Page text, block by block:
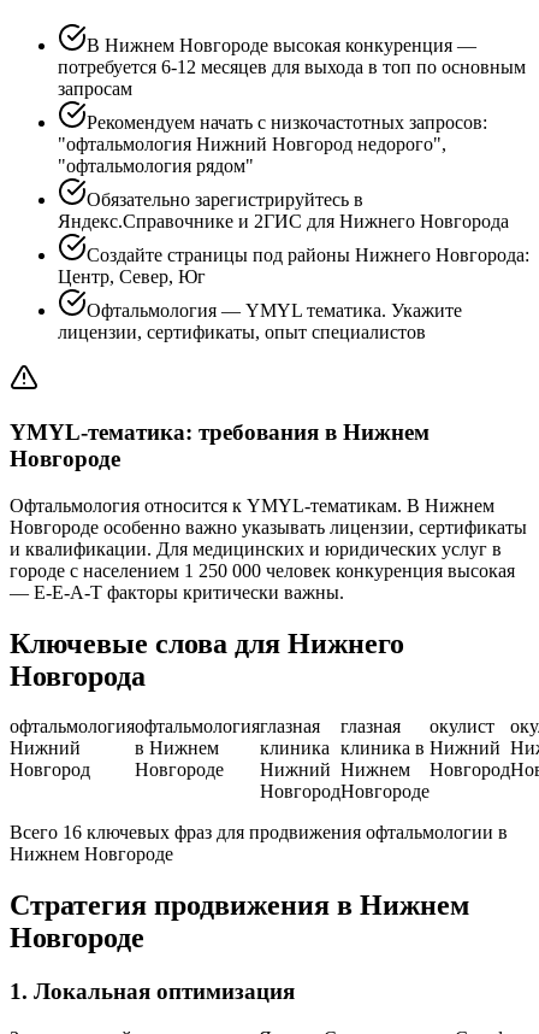
В Нижнем Новгороде высокая конкуренция —
потребуется 6-12 месяцев для выхода в топ по основным
запросам
Рекомендуем начать с низкочастотных запросов:
"офтальмология Нижний Новгород недорого",
"офтальмология рядом"
Обязательно зарегистрируйтесь в
Яндекс.Справочнике и 2ГИС для Нижнего Новгорода
Создайте страницы под районы Нижнего Новгорода:
Центр, Север, Юг
Офтальмология — YMYL тематика. Укажите
лицензии, сертификаты, опыт специалистов
YMYL-тематика: требования в Нижнем
Новгороде
Офтальмология относится к YMYL-тематикам. В Нижнем
Новгороде особенно важно указывать лицензии, сертификаты
и квалификации. Для медицинских и юридических услуг в
городе с населением 1 250 000 человек конкуренция высокая
— E-E-A-T факторы критически важны.
Ключевые слова для Нижнего
Новгорода
офтальмология
Нижний
Новгород
офтальмология
в Нижнем
Новгороде
глазная
клиника
Нижний
Новгород
глазная
клиника в
Нижнем
Новгороде
окулист
Нижний
Новгород
Всего 16 ключевых фраз для продвижения офтальмологии в
Нижнем Новгороде
Стратегия продвижения в Нижнем
Новгороде
1. Локальная оптимизация